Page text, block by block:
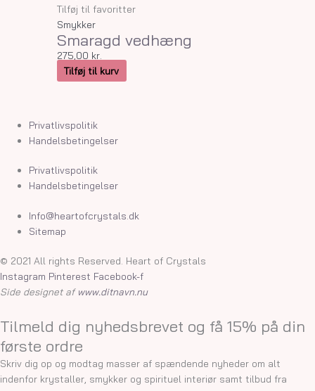
Tilføj til favoritter
Smykker
Smaragd vedhæng
275,00 kr.
Tilføj til kurv
Privatlivspolitik
Handelsbetingelser
Privatlivspolitik
Handelsbetingelser
Info@heartofcrystals.dk
Sitemap
© 2021 All rights Reserved. Heart of Crystals
Instagram Pinterest Facebook-f
Side designet af www.ditnavn.nu
Tilmeld dig nyhedsbrevet og få 15% på din
første ordre
Skriv dig op og modtag masser af spændende nyheder om alt
indenfor krystaller, smykker og spirituel interiør samt tilbud fra